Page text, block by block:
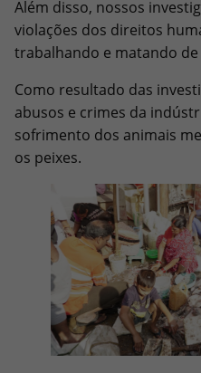
Além disso, nossos
violações dos direitos
trabalhando e matando
Como resultado das
abusos e crimes da
sofrimento dos animais
os peixes.